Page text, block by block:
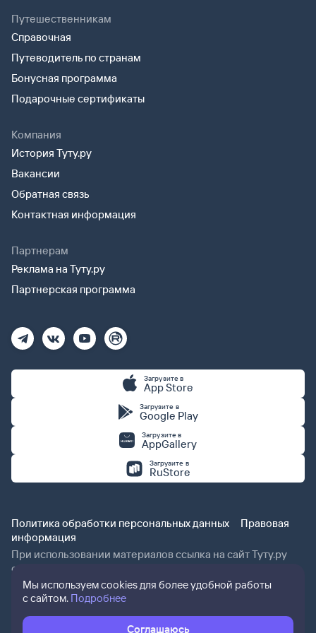
Путешественникам
Справочная
Путеводитель по странам
Бонусная программа
Подарочные сертификаты
Компания
История Туту.ру
Вакансии
Обратная связь
Контактная информация
Партнерам
Реклама на Туту.ру
Партнерская программа
Загрузите в
App Store
Загрузите в
Google Play
Загрузите в
AppGallery
Загрузите в
RuStore
Политика обработки персональных данных
Правовая
информация
При использовании материалов ссылка на сайт Туту.ру
обязательна.
Мы используем cookies для более удобной работы
с сайтом. Подробнее
Соглашаюсь